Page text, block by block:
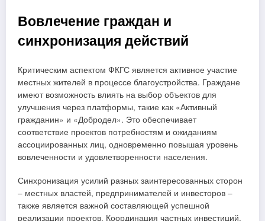
Вовлечение граждан и
синхронизация действий
Критическим аспектом ФКГС является активное участие
местных жителей в процессе благоустройства. Граждане
имеют возможность влиять на выбор объектов для
улучшения через платформы, такие как «Активный
гражданин» и «Добродел». Это обеспечивает
соответствие проектов потребностям и ожиданиям
ассоциированных лиц, одновременно повышая уровень
вовлеченности и удовлетворенности населения.
Синхронизация усилий разных заинтересованных сторон
– местных властей, предпринимателей и инвесторов –
также является важной составляющей успешной
реализации проектов. Координация частных инвестиций,